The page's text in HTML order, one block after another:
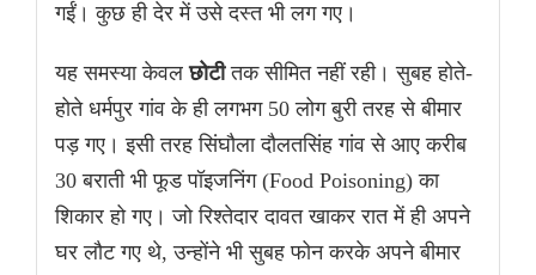
गईं। कुछ ही देर में उसे दस्त भी लग गए।
यह समस्या केवलछोटीतक सीमित नहीं रही। सुबह होते-
होते धर्मपुर गांव के ही लगभग 50 लोग बुरी तरह से बीमार
पड़ गए। इसी तरह सिंघौला दौलतसिंह गांव से आए करीब
30 बराती भी फूड पॉइजनिंग (Food Poisoning) का
शिकार हो गए। जो रिश्तेदार दावत खाकर रात में ही अपने
घर लौट गए थे, उन्होंने भी सुबह फोन करके अपने बीमार